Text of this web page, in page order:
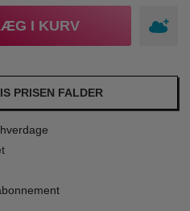
I KURV
PRISEN FALDER